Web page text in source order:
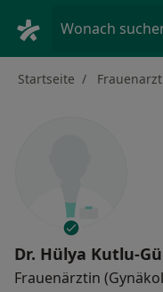
Wonach
Startseite
Dr. Hülya Kutlu-
Frauenärztin